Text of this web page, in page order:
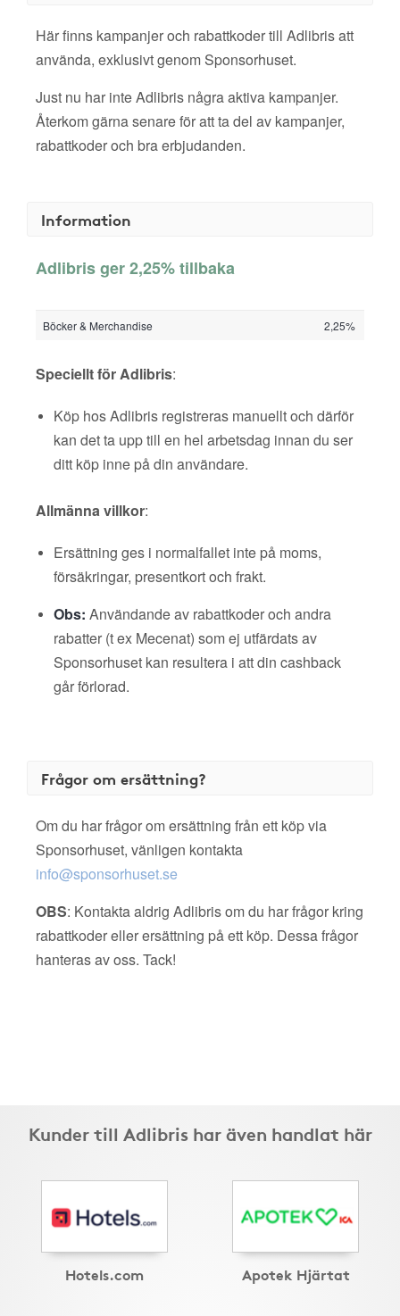
Här finns kampanjer och rabattkoder till Adlibris att
använda, exklusivt genom Sponsorhuset.
Just nu har inte Adlibris några aktiva kampanjer.
Återkom gärna senare för att ta del av kampanjer,
rabattkoder och bra erbjudanden.
Information
Adlibris ger 2,25% tillbaka
Böcker & Merchandise 2,25%
Speciellt för Adlibris:
Köp hos Adlibris registreras manuellt och därför
kan det ta upp till en hel arbetsdag innan du ser
ditt köp inne på din användare.
Allmänna villkor:
Ersättning ges i normalfallet inte på moms,
försäkringar, presentkort och frakt.
Obs: Användande av rabattkoder och andra
rabatter (t ex Mecenat) som ej utfärdats av
Sponsorhuset kan resultera i att din cashback
går förlorad.
Frågor om ersättning?
Om du har frågor om ersättning från ett köp via
Sponsorhuset, vänligen kontakta
info@sponsorhuset.se
OBS: Kontakta aldrig Adlibris om du har frågor kring
rabattkoder eller ersättning på ett köp. Dessa frågor
hanteras av oss. Tack!
Kunder till Adlibris har även handlat här
Hotels.com Apotek Hjärtat